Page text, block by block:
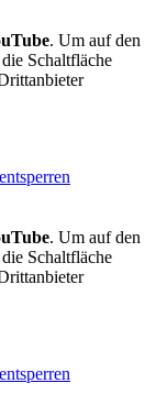
. Um auf den
Schaltfläche
. Um auf den
Schaltfläche